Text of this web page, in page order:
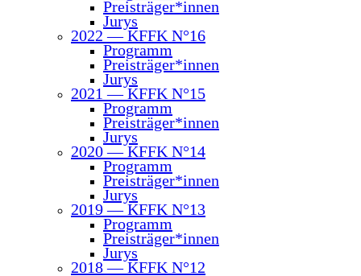
Preisträger*innen
Jurys
2022 — KFFK N°16
Pro­gramm
Preisträger*innen
Jurys
2021 — KFFK N°15
Pro­gramm
Preisträger*innen
Jurys
2020 — KFFK N°14
Pro­gramm
Preisträger*innen
Jurys
2019 — KFFK N°13
Pro­gramm
Preisträger*innen
Jurys
2018 — KFFK N°12